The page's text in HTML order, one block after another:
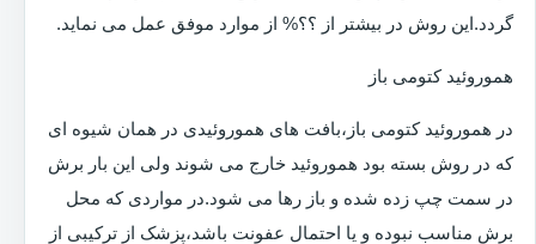
گردد.این روش در بیشتر از ؟؟% از موارد موفق عمل می نماید.
هموروئید کتومی باز
در هموروئید کتومی باز،بافت های هموروئیدی در همان شیوه ای
که در روش بسته بود هموروئید خارج می شوند ولی این بار برش
در سمت چپ زده شده و باز رها می شود.در مواردی که محل
برش مناسب نبوده و یا احتمال عفونت باشد،پزشک از ترکیبی از